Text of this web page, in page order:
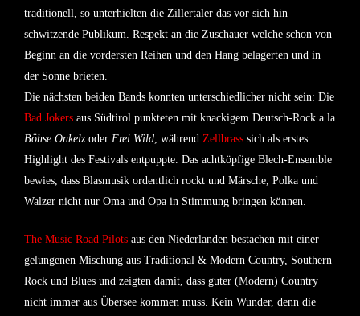
traditionell, so unterhielten die Zillertaler das vor sich hin
schwitzende Publikum. Respekt an die Zuschauer welche schon von
Beginn an die vordersten Reihen und den Hang belagerten und in
der Sonne brieten.
Die nächsten beiden Bands konnten unterschiedlicher nicht sein: Die
Bad Jokers aus Südtirol punkteten mit knackigem Deutsch-Rock a la
Böhse Onkelzoder Frei.Wild, während Zellbrass sich als erstes
Highlight des Festivals entpuppte. Das achtköpfige Blech-Ensemble
bewies, dass Blasmusik ordentlich rockt und Märsche, Polka und
Walzer nicht nur Oma und Opa in Stimmung bringen können.
The Music Road Pilots aus den Niederlanden bestachen mit einer
gelungenen Mischung aus Traditional & Modern Country, Southern
Rock und Blues und zeigten damit, dass guter (Modern) Country
nicht immer aus Übersee kommen muss. Kein Wunder, denn die